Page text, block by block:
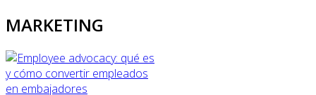
MARKETING